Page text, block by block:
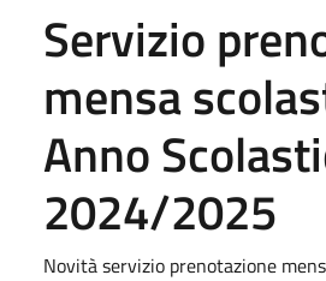
Servizio
mensa
Anno
2024/2025
Novità servizio prenotazione